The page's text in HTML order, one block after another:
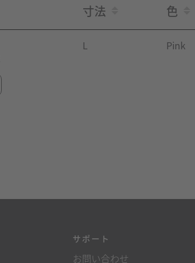
寸法 色
L Pink
サポート
お問い合わせ